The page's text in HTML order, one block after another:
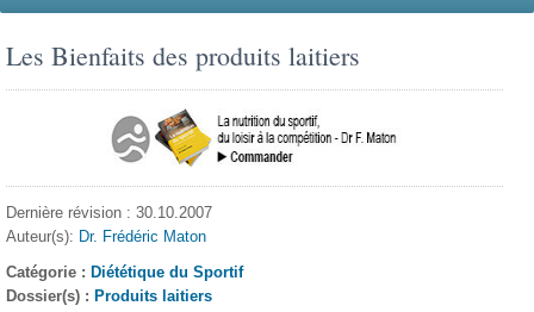
Les Bienfaits des produits laitiers
Dernière révision : 30.10.2007
Auteur(s): Dr. Frédéric Maton
Catégorie : Diététique du Sportif
Dossier(s) : Produits laitiers